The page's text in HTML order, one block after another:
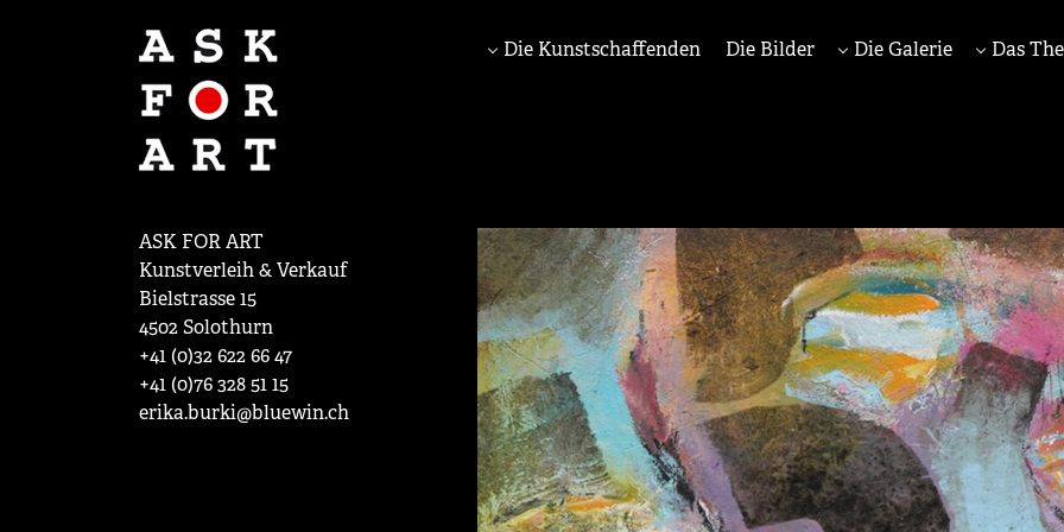
Die Kunstschaffenden Die Bilder Die Galerie Das
ASK FOR ART
Kunstverleih & Verkauf
Bielstrasse 15
4502 Solothurn
+41 (0)32 622 66 47
+41 (0)76 328 51 15
erika.burki@bluewin.ch